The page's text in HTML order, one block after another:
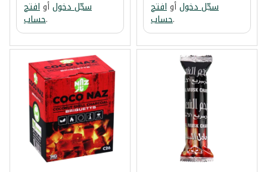
سجّل دخولأوافتح
حساب.
سجّل دخولأوافتح
حساب.